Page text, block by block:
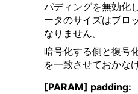
パディングを無効化
ータのサイズはブロ
なりません。
暗号化する側と復号
を一致させておかな
[PARAM] padding: